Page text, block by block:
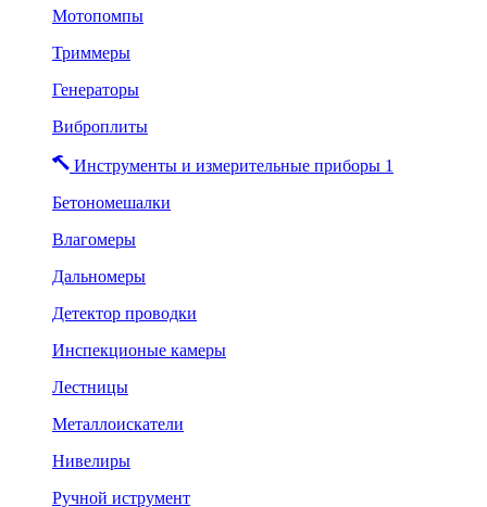
Мотопомпы
Триммеры
Генераторы
Виброплиты
Инструменты и измерительные приборы 1
Бетономешалки
Влагомеры
Дальномеры
Детектор проводки
Инспекционые камеры
Лестницы
Металлоискатели
Нивелиры
Ручной иструмент